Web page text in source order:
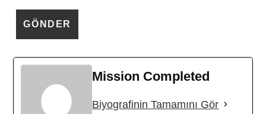
Mission Completed
Biyografinin Tamamını Gör